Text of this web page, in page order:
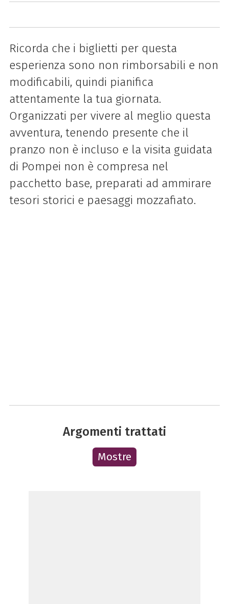
Ricorda che i biglietti per questa
esperienza sono non rimborsabili e non
modificabili, quindi pianifica
attentamente la tua giornata.
Organizzati per vivere al meglio questa
avventura, tenendo presente che il
pranzo non è incluso e la visita guidata
di Pompei non è compresa nel
pacchetto base, preparati ad ammirare
tesori storici e paesaggi mozzafiato.
Argomenti trattati
Mostre